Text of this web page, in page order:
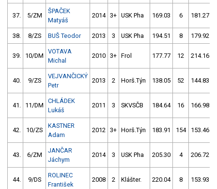
37. 5/ZM
ŠPAČEK
Matyáš
2014 3+ USK Pha 169.03 6 181.27
38. 8/ZS BUŠ Teodor 2013 3 USK Pha 194.51 8 179.92
39. 10/DM
VOTAVA
Michal
2010 3+ Frol 177.77 12 214.16
40. 9/ZS
VEJVANČICKÝ
Petr
2013 2 Horš.Týn 138.05 52 144.83
41. 11/DM
CHLÁDEK
Lukáš
2011 3 SKVSČB 184.64 16 166.98
42. 10/ZS
KASTNER
Adam
2012 3+ Horš.Týn 183.91 154 153.46
43. 6/ZM
JANČAR
Jáchym
2014 3 USK Pha 205.30 4 206.72
44. 9/DS
ROLINEC
František
2008 2 Klášter. 220.04 8 153.93